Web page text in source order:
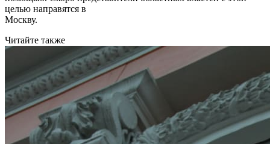
целью направятся в
Москву.
Читайте также